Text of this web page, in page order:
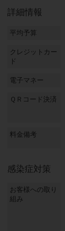
詳細情報
平均予算
クレジットカー
ド
電子マネー
ＱＲコード決済
料金備考
感染症対策
お客様への取り
組み